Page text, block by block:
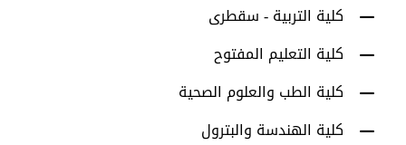
كلية التربية - سقطرى
كلية التعليم المفتوح
كلية الطب والعلوم الصحية
كلية الهندسة والبترول